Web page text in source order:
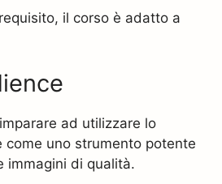
il corso è adatto a
ad utilizzare lo
come uno strumento potente
immagini di qualità.